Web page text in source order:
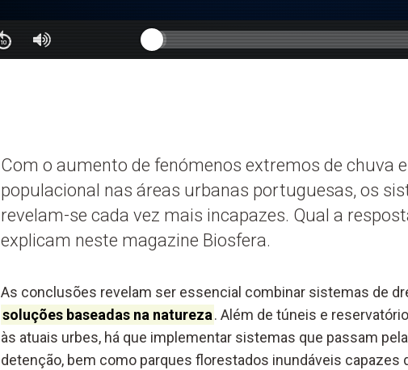
Com o aumento de fenómenos extremos de chuva
populacional nas áreas urbanas portuguesas, os
revelam-se cada vez mais incapazes. Qual a
explicam neste magazine Biosfera.
As conclusões revelam ser essencial combinar sistemas de
soluções baseadas na natureza. Além de túneis e
às atuais urbes, há que implementar sistemas que passam
detenção, bem como parques florestados inundáveis capazes